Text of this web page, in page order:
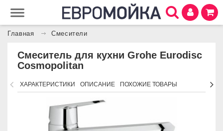
Главная Смесители
Смеситель для кухни Grohe Eurodisc
Cosmopolitan
ХАРАКТЕРИСТИКИ ОПИСАНИЕ ПОХОЖИЕ ТОВАРЫ